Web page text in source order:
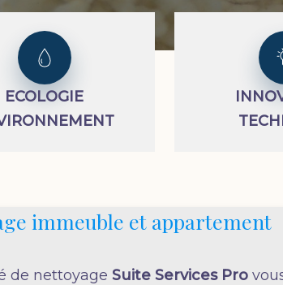
ECOLOGIE
immeuble et appartement
de nettoyage Suite Services Pro